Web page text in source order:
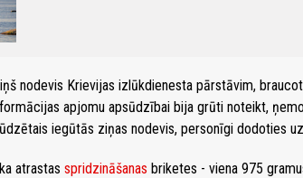
nodevis Krievijas izlūkdienesta pārstāvim,
apjomu apsūdzībai bija grūti noteikt,
iegūtās ziņas nodevis, personīgi dodoties
atrastas spridzināšanas briketes - viena 975